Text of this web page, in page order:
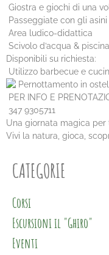
Giostra e giochi di una
Passeggiate con gli asini
Area ludico-didattica
Scivolo d’acqua &
Disponibili su richiesta:
Utilizzo barbecue e
Pernottamento in
PER INFO E
347 9305711
Una giornata magica
Vivi la natura, gioca,
CATEGORIE
Corsi
Escursioni il "Ghiro"
Eventi